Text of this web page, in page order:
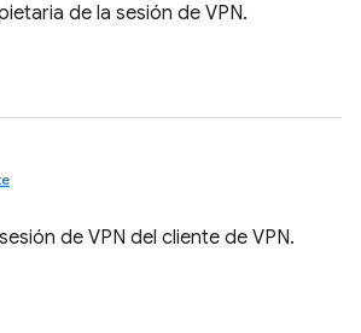
de la sesión de VPN.
de VPN del cliente de VPN.